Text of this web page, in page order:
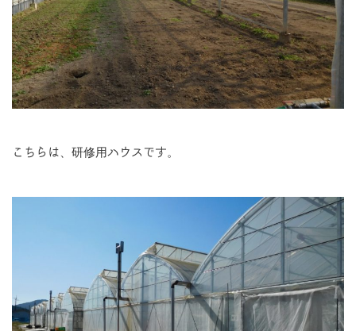
こちらは、研修用ハウスです。